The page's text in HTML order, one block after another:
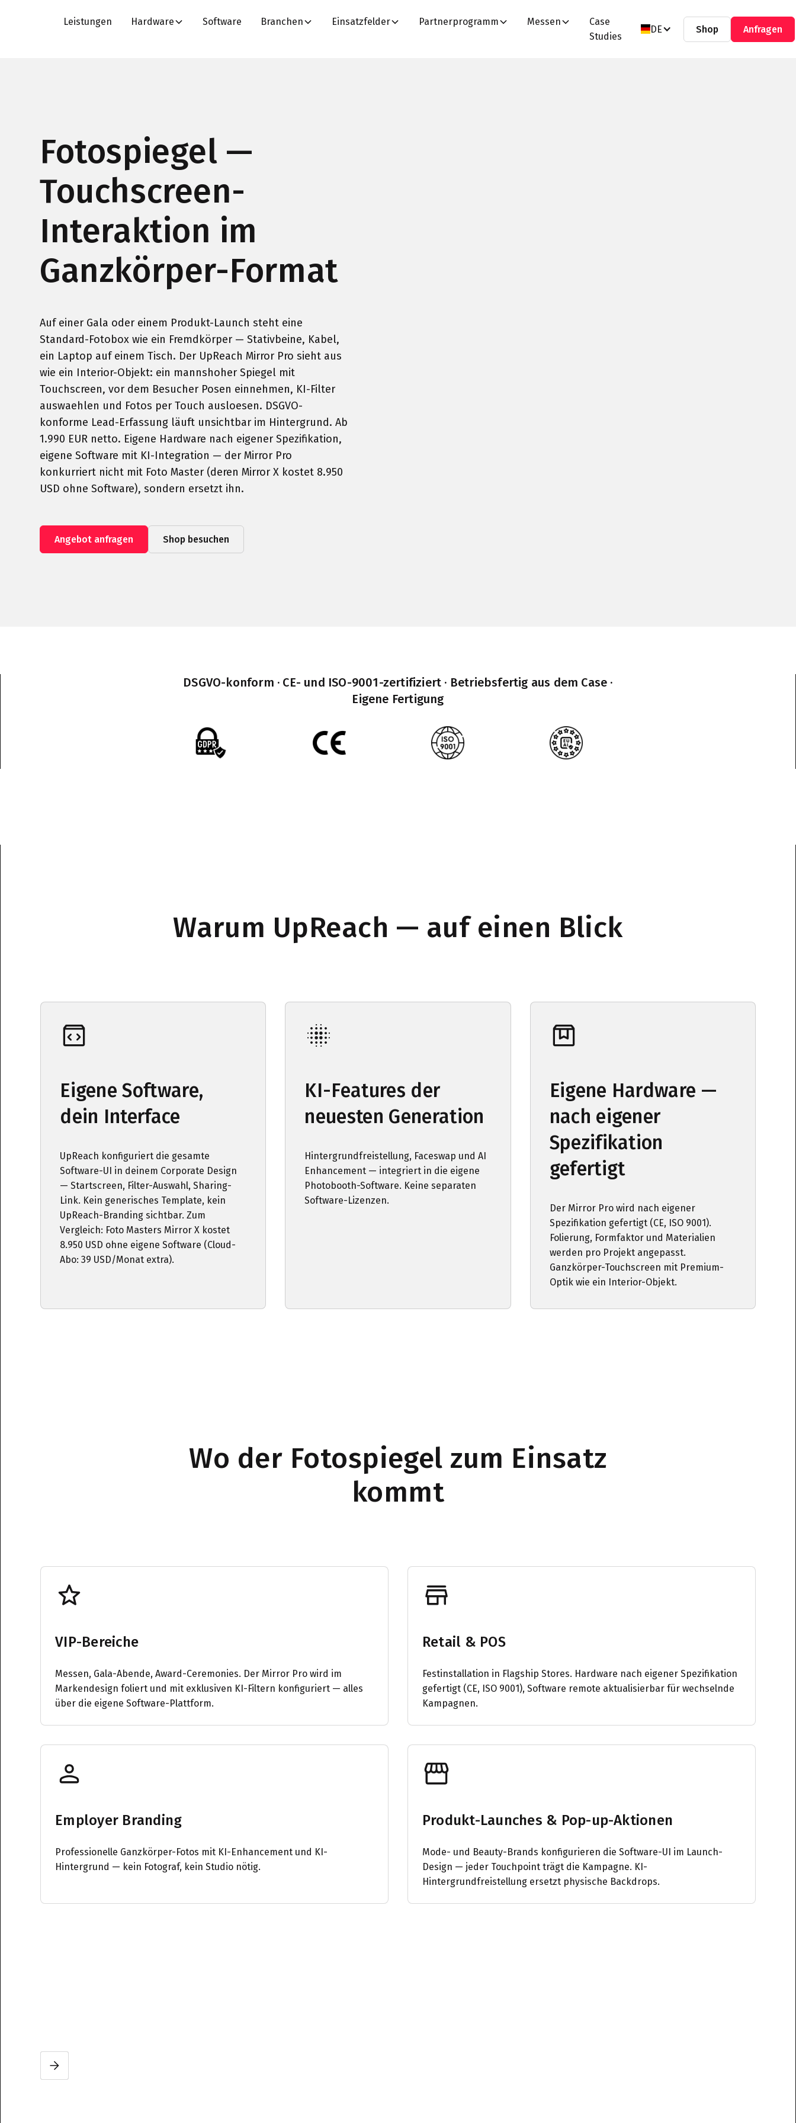
Leistungen Hardware Software Branchen Einsatzfelder Partnerprogramm Messen
Case
Studies
DE Shop Anfragen
Fotospiegel —
Touchscreen-
Interaktion im
Ganzkörper-Format
Auf einer Gala oder einem Produkt-Launch steht eine
Standard-Fotobox wie ein Fremdkörper — Stativbeine, Kabel,
ein Laptop auf einem Tisch. Der UpReach Mirror Pro sieht aus
wie ein Interior-Objekt: ein mannshoher Spiegel mit
Touchscreen, vor dem Besucher Posen einnehmen, KI-Filter
auswaehlen und Fotos per Touch ausloesen. DSGVO-
konforme Lead-Erfassung läuft unsichtbar im Hintergrund. Ab
1.990 EUR netto. Eigene Hardware nach eigener Spezifikation,
eigene Software mit KI-Integration — der Mirror Pro
konkurriert nicht mit Foto Master (deren Mirror X kostet 8.950
USD ohne Software), sondern ersetzt ihn.
Angebot anfragen Shop besuchen
DSGVO-konform · CE- und ISO-9001-zertifiziert · Betriebsfertig aus dem Case ·
Eigene Fertigung
Warum UpReach — auf einen Blick
Eigene Software,
dein Interface
UpReach konfiguriert die gesamte
Software-UI in deinem Corporate Design
— Startscreen, Filter-Auswahl, Sharing-
Link. Kein generisches Template, kein
UpReach-Branding sichtbar. Zum
Vergleich: Foto Masters Mirror X kostet
8.950 USD ohne eigene Software (Cloud-
Abo: 39 USD/Monat extra).
KI-Features der
neuesten Generation
Hintergrundfreistellung, Faceswap und AI
Enhancement — integriert in die eigene
Photobooth-Software. Keine separaten
Software-Lizenzen.
Eigene Hardware —
nach eigener
Spezifikation
gefertigt
Der Mirror Pro wird nach eigener
Spezifikation gefertigt (CE, ISO 9001).
Folierung, Formfaktor und Materialien
werden pro Projekt angepasst.
Ganzkörper-Touchscreen mit Premium-
Optik wie ein Interior-Objekt.
Wo der Fotospiegel zum Einsatz
kommt
VIP-Bereiche
Messen, Gala-Abende, Award-Ceremonies. Der Mirror Pro wird im
Markendesign foliert und mit exklusiven KI-Filtern konfiguriert — alles
über die eigene Software-Plattform.
Retail & POS
Festinstallation in Flagship Stores. Hardware nach eigener Spezifikation
gefertigt (CE, ISO 9001), Software remote aktualisierbar für wechselnde
Kampagnen.
Employer Branding
Professionelle Ganzkörper-Fotos mit KI-Enhancement und KI-
Hintergrund — kein Fotograf, kein Studio nötig.
Produkt-Launches & Pop-up-Aktionen
Mode- und Beauty-Brands konfigurieren die Software-UI im Launch-
Design — jeder Touchpoint trägt die Kampagne. KI-
Hintergrundfreistellung ersetzt physische Backdrops.
Slide 2 of 3.